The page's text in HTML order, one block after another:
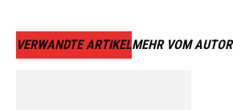
VERWANDTE ARTIKELMEHR VOM AUTOR